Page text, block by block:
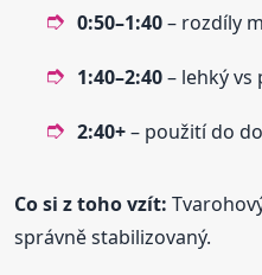
0:50–1:40– rozdíly
1:40–2:40– lehký vs
2:40+– použití do
Co si z toho vzít:
správně stabilizovaný.